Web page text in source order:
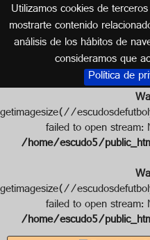
Utilizamos cookies de
mostrarte contenido
análisis de los hábitos de
consideramos que
Política de
Escudo de
SEVILLA
getimagesize(//
failed to open
/home/escudo5/
getimagesize(//
failed to open
/home/escudo5/